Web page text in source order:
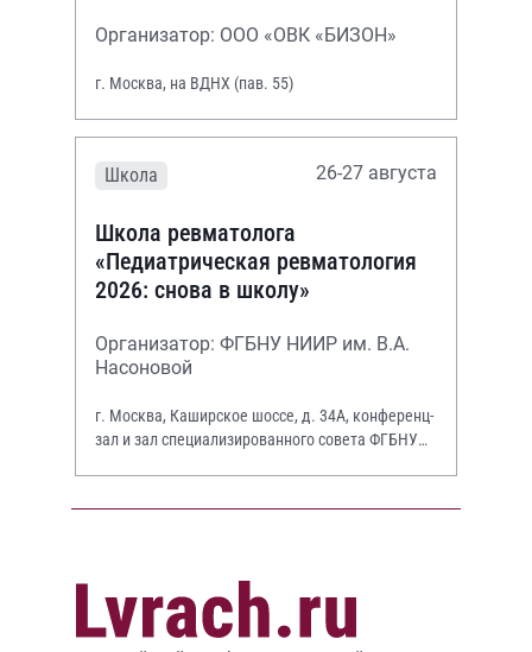
Организатор: ООО «ОВК «БИЗОН»
г. Москва, на ВДНХ (пав. 55)
Школа 26-27 августа
Школа ревматолога
«Педиатрическая ревматология
2026: снова в школу»
Организатор: ФГБНУ НИИР им. В.А.
Насоновой
г. Москва, Каширское шоссе, д. 34А, конференц-
зал и зал специализированного совета ФГБНУ